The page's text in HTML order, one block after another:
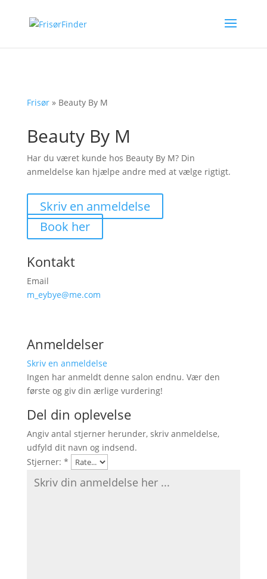
Frisør» Beauty By M
Beauty By M
Har du været kunde hos Beauty By M? Din
anmeldelse kan hjælpe andre med at vælge rigtigt.
Skriv en anmeldelse
Book her
Kontakt
Email
m_eybye@me.com
Anmeldelser
Skriv en anmeldelse
Ingen har anmeldt denne salon endnu. Vær den
første og giv din ærlige vurdering!
Del din oplevelse
Angiv antal stjerner herunder, skriv anmeldelse,
udfyld dit navn og indsend.
Stjerner: *